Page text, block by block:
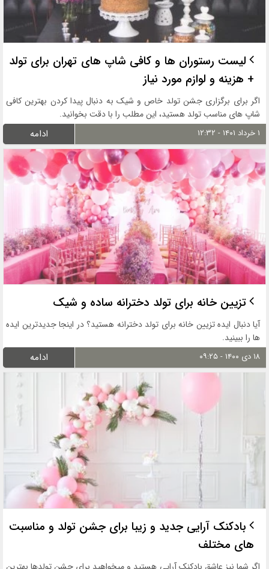
لیست رستوران ها و کافی شاپ های تهران برای تولد
+ هزینه و لوازم مورد نیاز
اگر برای برگزاری جشن تولد خاص و شیک به دنبال پیدا کردن بهترین کافی
شاپ های مناسب تولد هستید، این مطلب را با دقت بخوانید.
۱ خرداد ۱۴۰۱ - ۱۲:۳۲ ادامه
تزیین خانه برای تولد دخترانه ساده و شیک
آیا دنبال ایده تزیین خانه برای تولد دخترانه هستید؟ در اینجا جدیدترین ایده
ها را ببینید.
۱۸ دی ۱۴۰۰ - ۰۹:۲۵ ادامه
بادکنک آرایی جدید و زیبا برای جشن تولد و مناسبت
های مختلف